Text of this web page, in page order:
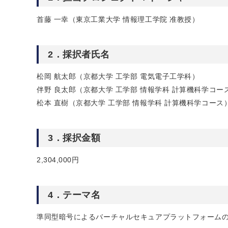
首藤 一幸（東京工業大学 情報理工学院 准教授）
2．採択者氏名
松岡 航太郎（京都大学 工学部 電気電子工学科）
伴野 良太郎（京都大学 工学部 情報学科 計算機科学コー
松本 直樹（京都大学 工学部 情報学科 計算機科学コース）
3．採択金額
2,304,000円
4．テーマ名
準同型暗号によるバーチャルセキュアプラットフォーム